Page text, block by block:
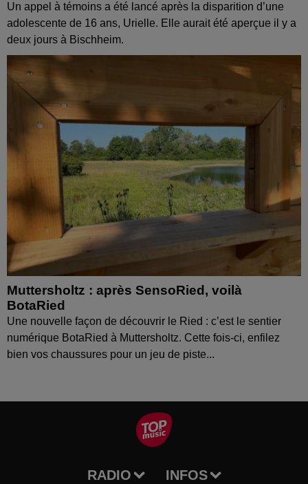
Un appel à témoins a été lancé après la disparition d’une
adolescente de 16 ans, Urielle. Elle aurait été aperçue il y a
deux jours à Bischheim.
Muttersholtz : après SensoRied, voilà
BotaRied
Une nouvelle façon de découvrir le Ried : c’est le sentier
numérique BotaRied à Muttersholtz. Cette fois-ci, enfilez
bien vos chaussures pour un jeu de piste...
RADIO INFOS